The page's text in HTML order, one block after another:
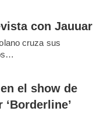
con Jauuar
cruza sus
el show de